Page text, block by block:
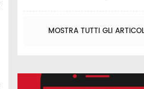
MOSTRA TUTTI GLI